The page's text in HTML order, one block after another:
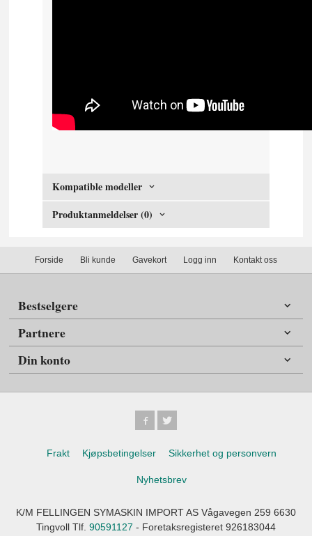
Kompatible modeller
Produktanmeldelser (0)
Forside Bli kunde Gavekort Logg inn Kontakt oss
Bestselgere
Partnere
Din konto
Frakt Kjøpsbetingelser Sikkerhet og personvern
Nyhetsbrev
K/M FELLINGEN SYMASKIN IMPORT AS Vågavegen 259 6630
Tingvoll Tlf. 90591127 - Foretaksregisteret 926183044